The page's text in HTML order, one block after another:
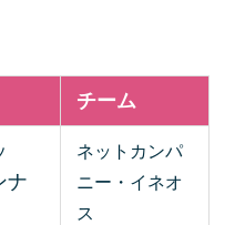
チーム
ナ
ネットカンパ
ニー・イネオ
ス